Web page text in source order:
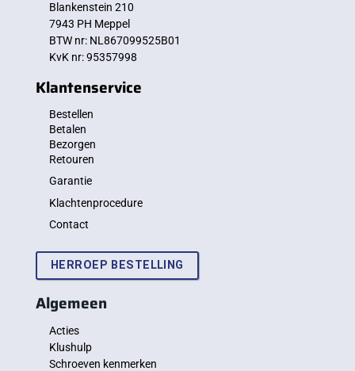
Blankenstein 210
7943 PH Meppel
BTW nr: NL867099525B01
KvK nr: 95357998
Klantenservice
Bestellen
Betalen
Bezorgen
Retouren
Garantie
Klachtenprocedure
Contact
HERROEP BESTELLING
Algemeen
Acties
Klushulp
Schroeven kenmerken